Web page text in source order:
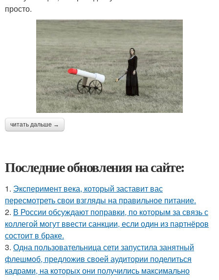
просто.
читать дальше →
Последние обновления на сайте:
1. Эксперимент века, который заставит вас
пересмотреть свои взгляды на правильное питание.
2. В России обсуждают поправки, по которым за связь с
коллегой могут ввести санкции, если один из партнёров
состоит в браке.
3. Одна пользовательница сети запустила занятный
флешмоб, предложив своей аудитории поделиться
кадрами, на которых они получились максимально